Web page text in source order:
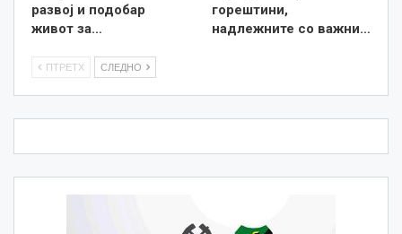
развој и подобар
живот за…
горештини,
надлежните со важни…
ПТРЕТХ СЛЕДНО